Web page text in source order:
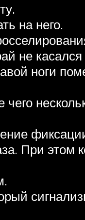
на него.
не
ноги
При этом